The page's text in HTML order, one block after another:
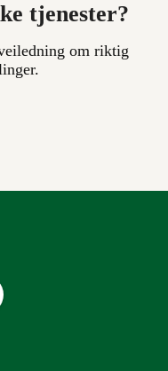
tjenester?
om riktig